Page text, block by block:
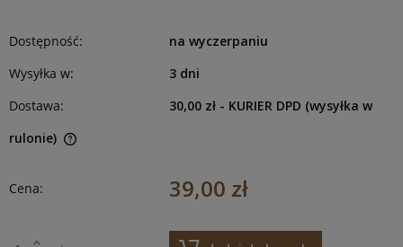
Dostępność:
na wyczerpaniu
Wysyłka w:
3 dni
Dostawa:
30,00 zł - KURIER DPD (wysyłka w
rulonie)
Cena: 39,00 zł